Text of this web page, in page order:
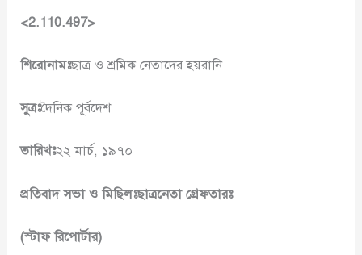
<2.110.497>
শিরোনামঃছাত্র ও শ্রমিক নেতাদের হয়রানি
সুত্রঃদৈনিক পূর্বদেশ
তারিখঃ২২ মার্চ, ১৯৭০
প্রতিবাদ সভা ও মিছিলঃছাত্রনেতা গ্রেফতারঃ
(স্টাফ রিপোর্টার)